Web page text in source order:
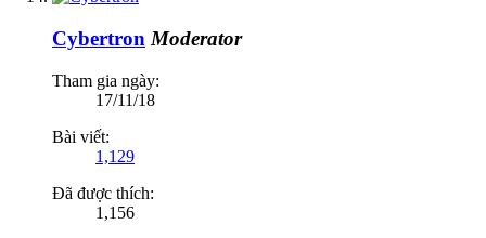
Cybertron Moderator
Tham gia ngày:
17/11/18
Bài viết:
1,129
Đã được thích:
1,156